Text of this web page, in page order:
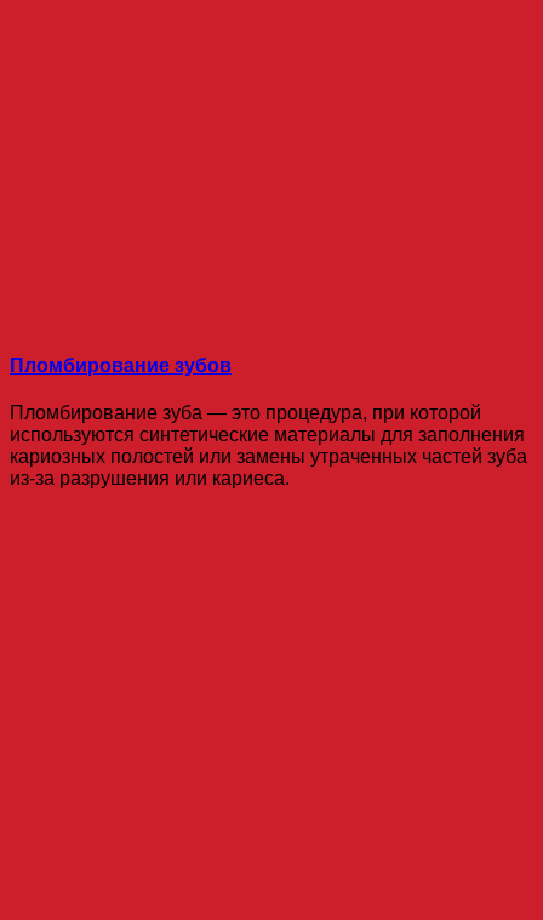
Пломбирование зубов
Пломбирование зуба — это процедура, при которой
используются синтетические материалы для заполнения
кариозных полостей или замены утраченных частей зуба
из-за разрушения или кариеса.